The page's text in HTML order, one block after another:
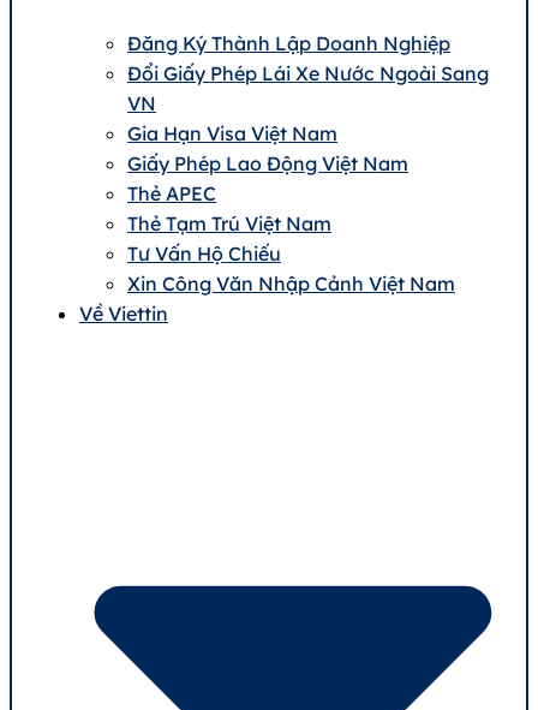
Đăng Ký Thành Lập Doanh Nghiệp
Đổi Giấy Phép Lái Xe Nước Ngoài Sang
VN
Gia Hạn Visa Việt Nam
Giấy Phép Lao Động Việt Nam
Thẻ APEC
Thẻ Tạm Trú Việt Nam
Tư Vấn Hộ Chiếu
Xin Công Văn Nhập Cảnh Việt Nam
Về Viettin